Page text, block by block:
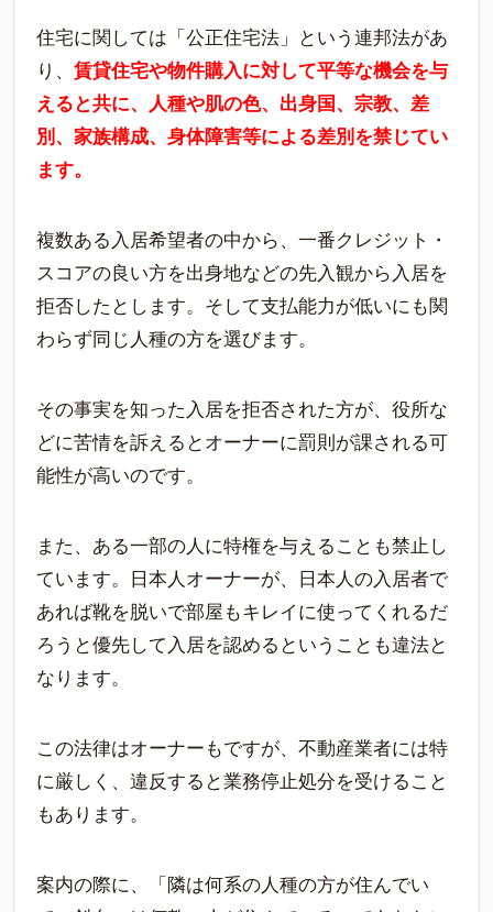
住宅に関しては「公正住宅法」という連邦法があ
り、 賃貸住宅や物件購入に対して平等な機会を与
えると共に、人種や肌の色、出身国、宗教、差
別、家族構成、身体障害等による差別を禁じてい
ます。
複数ある入居希望者の中から、一番クレジット・
スコアの良い方を出身地などの先入観から入居を
拒否したとします。そして支払能力が低いにも関
わらず同じ人種の方を選びます。
その事実を知った入居を拒否された方が、役所な
どに苦情を訴えるとオーナーに罰則が課される可
能性が高いのです。
また、ある一部の人に特権を与えることも禁止し
ています。日本人オーナーが、日本人の入居者で
あれば靴を脱いで部屋もキレイに使ってくれるだ
ろうと優先して入居を認めるということも違法と
なります。
この法律はオーナーもですが、不動産業者には特
に厳しく、違反すると業務停止処分を受けること
もあります。
案内の際に、「隣は何系の人種の方が住んでい